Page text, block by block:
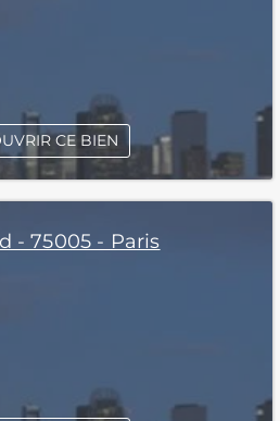
CE BIEN
- 75005 - Paris